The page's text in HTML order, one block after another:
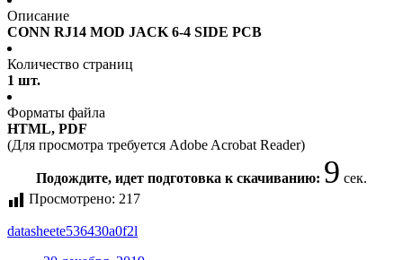
Описание
CONN RJ14 MOD JACK 6-4 SIDE PCB
Количество страниц
1 шт.
Форматы файла
HTML, PDF
(Для просмотра требуется Adobe Acrobat Reader)
Подождите, идет подготовка к скачиванию: 9 сек.
Просмотрено: 217
datasheete536430a0f2l